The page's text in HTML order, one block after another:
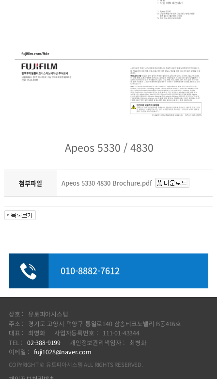
Apeos 5330 / 4830
첨부파일 Apeos 5330 4830 Brochure.pdf
010-8882-7612
상호 : 유토피아시스템
주소 : 경기도 고양시 덕양구 통일로140 삼송테크노밸리 B동416호
대표 : 최병화 사업자등록번호 : 111-01-43344
TEL : 02-388-9199 개인정보관리책임자 : 최병화
이메일 : fuji1028@naver.com
COPYRIGHT © 유토피아시스템ALL RIGHTS RESERVED.